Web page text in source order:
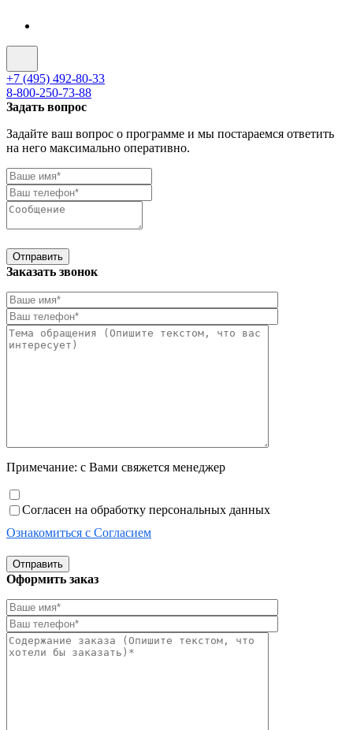
+7 (495) 492-80-33
8-800-250-73-88
Задать вопрос
Задайте ваш вопрос о программе и мы постараемся ответить
на него максимально оперативно.
Отправить
Заказать звонок
Примечание: с Вами свяжется менеджер
Согласен на обработку персональных данных
Ознакомиться с Согласием
Отправить
Оформить заказ